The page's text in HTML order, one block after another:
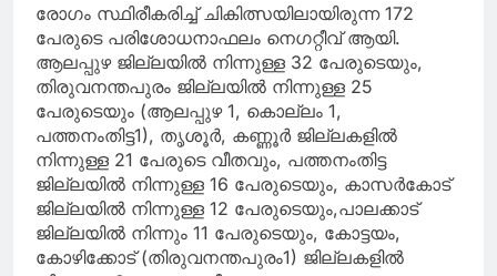
രോഗം സ്ഥിരീകരിച്ച് ചികിത്സയിലായിരുന്ന 172
പേരുടെ പരിശോധനാഫലം നെഗറ്റീവ് ആയി.
ആലപ്പുഴ ജില്ലയില്‍ നിന്നുള്ള 32 പേരുടെയും,
തിരുവനന്തപുരം ജില്ലയില്‍ നിന്നുള്ള 25
പേരുടെയും (ആലപ്പുഴ 1, കൊല്ലം 1,
പത്തനംതിട്ട1), തൃശൂര്‍, കണ്ണൂര്‍ ജില്ലകളില്‍
നിന്നുള്ള 21 പേരുടെ വീതവും, പത്തനംതിട്ട
ജില്ലയില്‍ നിന്നുള്ള 16 പേരുടെയും, കാസര്‍കോട്
ജില്ലയില്‍ നിന്നുള്ള 12 പേരുടെയും,പാലക്കാട്
ജില്ലയില്‍ നിന്നും 11 പേരുടെയും, കോട്ടയം,
കോഴിക്കോട് (തിരുവനന്തപുരം1) ജില്ലകളില്‍